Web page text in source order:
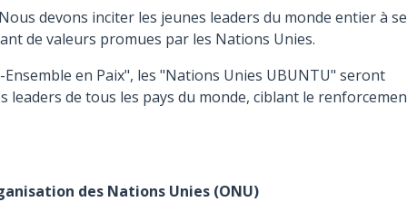
devons inciter les jeunes leaders du monde entier à se
de valeurs promues par les Nations Unies.
en Paix", les "Nations Unies UBUNTU" seront
leaders de tous les pays du monde, ciblant le
des Nations Unies (ONU)